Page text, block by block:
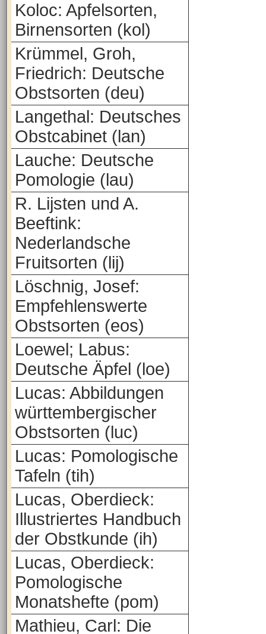
Koloc: Apfelsorten,
Birnensorten (kol)
Krümmel, Groh,
Friedrich: Deutsche
Obstsorten (deu)
Langethal: Deutsches
Obstcabinet (lan)
Lauche: Deutsche
Pomologie (lau)
R. Lijsten und A.
Beeftink:
Nederlandsche
Fruitsorten (lij)
Löschnig, Josef:
Empfehlenswerte
Obstsorten (eos)
Loewel; Labus:
Deutsche Äpfel (loe)
Lucas: Abbildungen
württembergischer
Obstsorten (luc)
Lucas: Pomologische
Tafeln (tih)
Lucas, Oberdieck:
Illustriertes Handbuch
der Obstkunde (ih)
Lucas, Oberdieck:
Pomologische
Monatshefte (pom)
Mathieu, Carl: Die